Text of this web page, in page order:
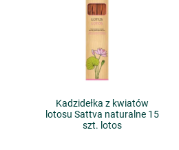
Kadzidełka z kwiatów
lotosu Sattva naturalne 15
szt. lotos